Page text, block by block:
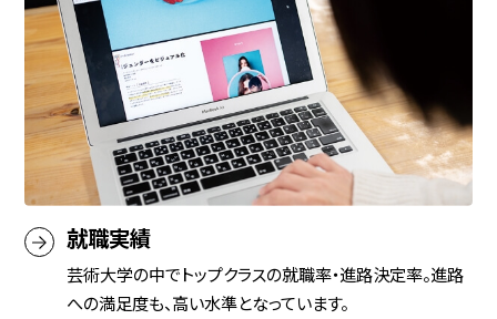
通信教育部
藝術学舎（公開講座）
就職実績
芸術大学の中でトップクラスの就職率・進路決定率。進路
への満足度も、高い水準となっています。